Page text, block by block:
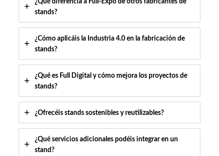
stands?
¿Cómo aplicáis la Industria 4.0 en la fabricación de
stands?
¿Qué es Full Digital y cómo mejora los proyectos de
stands?
¿Ofrecéis stands sostenibles y reutilizables?
¿Qué servicios adicionales podéis integrar en un
stand?